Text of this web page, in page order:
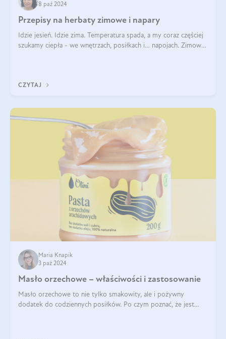
8 paź 2024
Przepisy na herbaty zimowe i napary
Idzie jesień. Idzie zima. Temperatura spada, a my coraz częściej
szukamy ciepła - we wnętrzach, posiłkach i… napojach. Zimowe
CZYTAJ
Maria Knapik
3 paź 2024
Masło orzechowe – właściwości i zastosowanie
Masło orzechowe to nie tylko smakowity, ale i pożywny
dodatek do codziennych posiłków. Po czym poznać, że jest